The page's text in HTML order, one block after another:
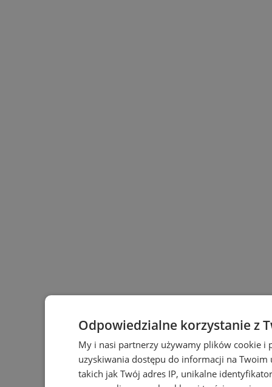
Odpowiedzialne korzystanie z
My i nasi partnerzy używamy plików cookie
uzyskiwania dostępu do informacji na
takich jak Twój adres IP, unikalne